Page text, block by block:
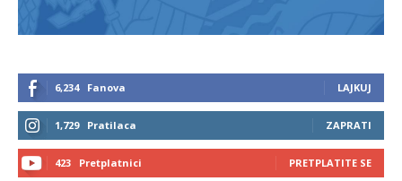
6,234 Fanova LAJKUJ
1,729 Pratilaca ZAPRATI
423 Pretplatnici PRETPLATITE SE